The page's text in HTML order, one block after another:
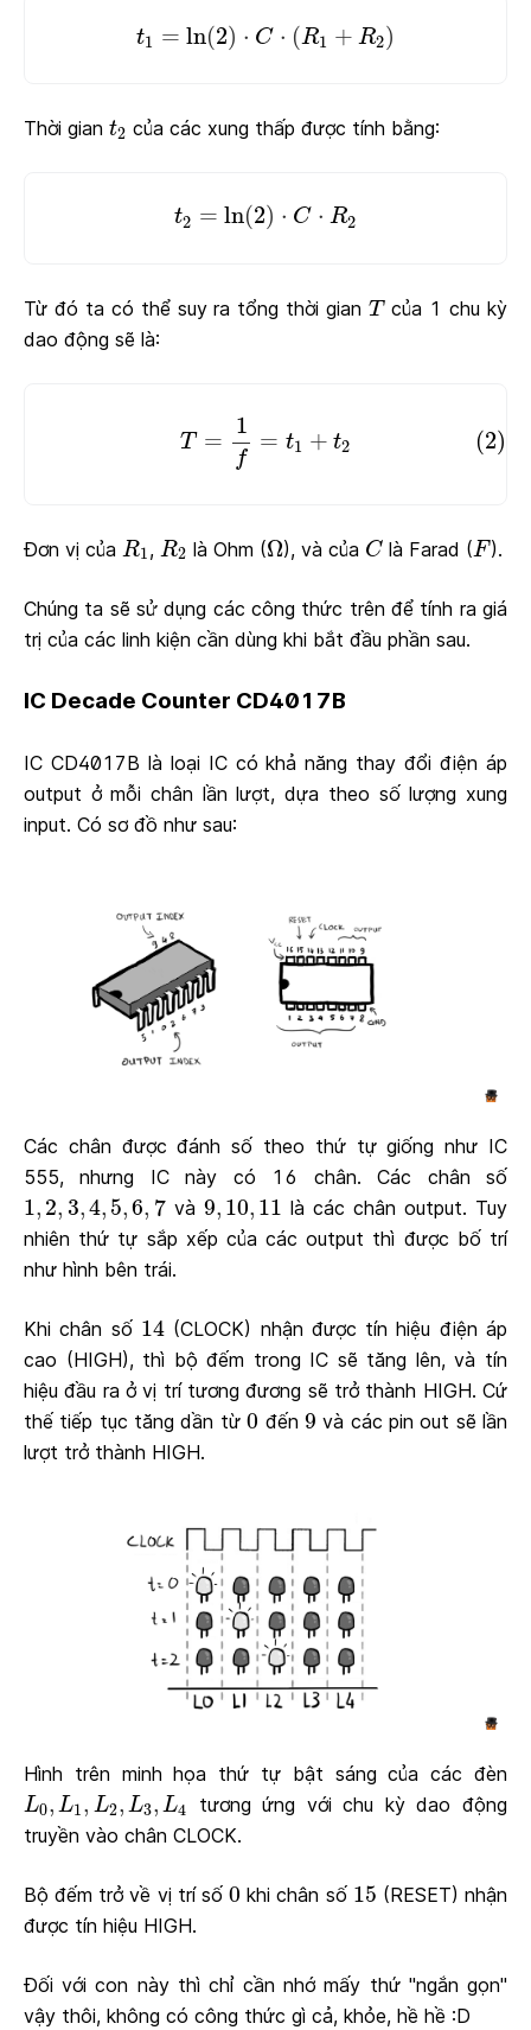
t1 = ln(2) ⋅ C ⋅ (R1 + R2)
t ln(2 ⋅C (R + R2 )
Thời gian t2
t2 của các xung thấp được tính bằng:
t2 = ln(2) ⋅ C ⋅ R2
t ln(2 ⋅C R2
Từ đó ta có thể suy ra tổng thời gianT
Tcủa 1 chu kỳ
dao động sẽ là:
T =
1
f
= t1 + t2 (2)
=
Đơn vị của R1
R1 , R2
R2 là Ohm (Ω
Ω), và của C
Clà Farad (F
F).
Chúng ta sẽ sử dụng các công thức trên để tính ra giá
trị của các linh kiện cần dùng khi bắt đầu phần sau.
IC Decade Counter CD4017B
IC CD4017B là loại IC có khả năng thay đổi điện áp
output ở mỗi chân lần lượt, dựa theo số lượng xung
input. Có sơ đồ như sau:
Các chân được đánh số theo thứ tự giống như IC
555, nhưng IC này có 16 chân. Các chân số
1, 2, 3,4, 5,6, 7
1 2 3 4 5 6 7và 9, 10, 11
9 10 11 là các chân output. Tuy
nhiên thứ tự sắp xếp của các output thì được bố trí
như hình bên trái.
Khi chân số 14
14(CLOCK) nhận được tín hiệu điện áp
cao (HIGH), thì bộ đếm trong IC sẽ tăng lên, và tín
hiệu đầu ra ở vị trí tương đương sẽ trở thành HIGH. Cứ
thế tiếp tục tăng dần từ0
0 đến 9
9 và các pin out sẽ lần
lượt trở thành HIGH.
Hình trên minh họa thứ tự bật sáng của các đèn
L0, L1, L2, L3, L4
L L1 L2 L3 L4
tương ứng với chu kỳ dao động
truyền vào chân CLOCK.
Bộ đếm trở về vị trí số0
0 khi chân số 15
15 (RESET) nhận
được tín hiệu HIGH.
Đối với con này thì chỉ cần nhớ mấy thứ "ngắn gọn"
vậy thôi, không có công thức gì cả, khỏe, hề hề :D